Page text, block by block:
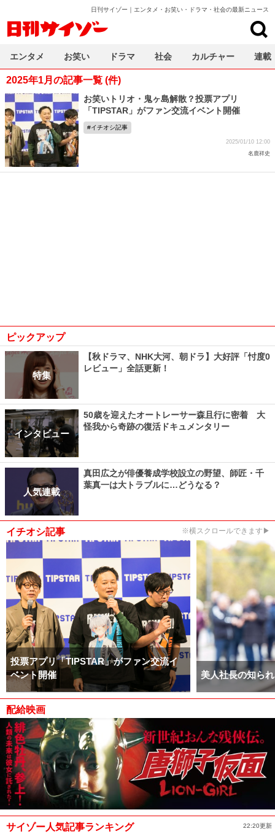
日刊サイゾー｜エンタメ・お笑い・ドラマ・社会の最新ニュース
2025年1月の記事一覧 (件)
お笑いトリオ・鬼ヶ島解散？投票アプリ
「TIPSTAR」がファン交流イベント開催
イチオシ記事
2025/01/10 12:00
名鹿祥史
ピックアップ
特集
【秋ドラマ、NHK大河、朝ドラ】大好評「忖度0
レビュー」全話更新！
インタビュー
50歳を迎えたオートレーサー森且行に密着 大
怪我から奇跡の復活ドキュメンタリー
人気連載
真田広之が俳優養成学校設立の野望、師匠・千
葉真一は大トラブルに…どうなる？
イチオシ記事 ※横スクロールできます▶
投票アプリ「TIPSTAR」がファン交流イ
ベント開催
美人社長の知ら
配給映画
サイゾー人気記事ランキング 22:20更新
エンタメ お笑い ドラマ 社会 カルチャー 連載